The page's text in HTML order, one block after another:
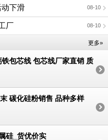
08-10
下滑
08-10
厂
更多»
铁包芯线 包芯线厂家直销 质
不敢想的价格 给你想不到
碳化硅粉销售 品种多样
硅_货优价实